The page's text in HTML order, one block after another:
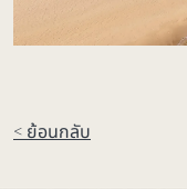
< ย้อนกลับ